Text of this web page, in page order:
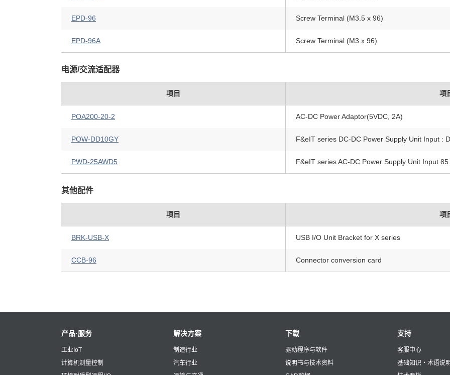
EPD-96 Screw Terminal (M3.5 x 96)
EPD-96A Screw Terminal (M3 x 96)
电源/交流适配器
項目 項
POA200-20-2 AC-DC Power Adaptor(5VDC, 2A)
POW-DD10GY F&eIT series DC-DC Power Supply Unit Input :
PWD-25AWD5 F&eIT series AC-DC Power Supply Unit Input
其他配件
項目 項
BRK-USB-X USB I/O Unit Bracket for X series
CCB-96 Connector conversion card
产品·服务
工业IoT
计算机测量控制
解决方案
制造行业
汽车行业
下载
驱动程序与软件
说明书与技术资料
支持
客服中心
基础知识・术语说